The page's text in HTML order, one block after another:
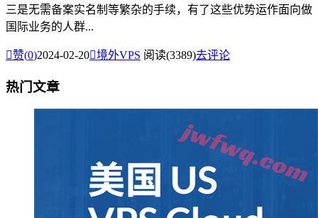
三是无需备案实名制等繁杂的手续，有了这些优势运作面向做
国际业务的人群...
赞(0)2024-02-20境外VPS 阅读(3389)去评论
热门文章